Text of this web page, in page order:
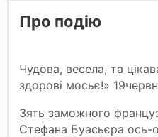
Про подію
Чудова, весела, та
здорові мосьє!» 19
Зять заможного
Стефана Буасьєра ось-